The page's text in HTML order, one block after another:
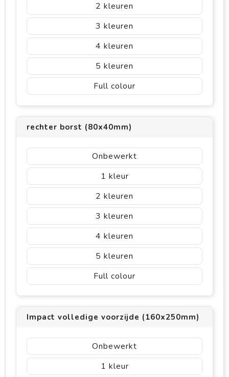
2
3
4
5
Full colour
rechter borst (80x40mm)
Onbewerkt
1
2
3
4
5
Full colour
Impact volledige voorzijde (160x250mm)
Onbewerkt
1